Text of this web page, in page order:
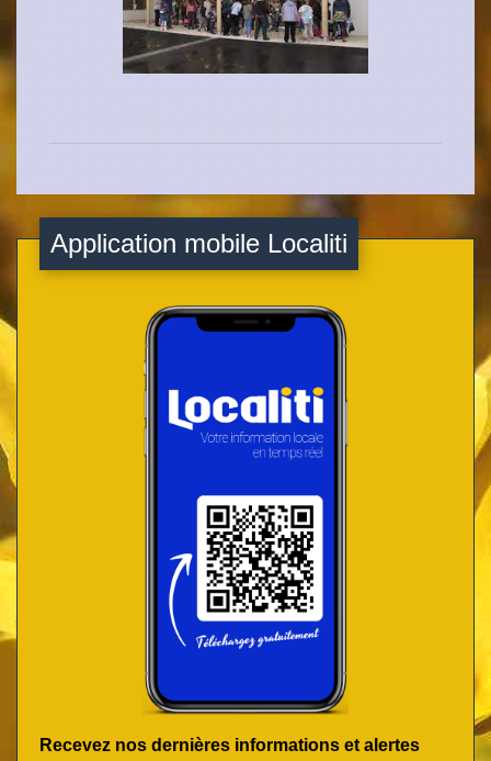
Application mobile Localiti
Recevez nos dernières informations et alertes